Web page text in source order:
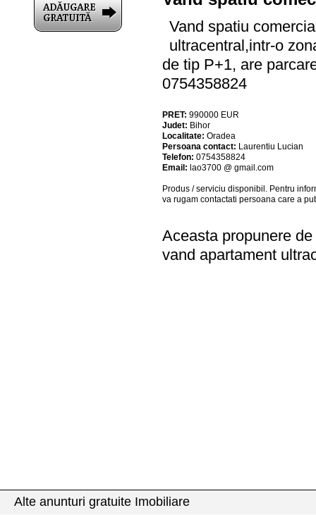
Vand spatiu
ultracentral,intr-o
de tip P+1, are
0754358824
PRET: 990000 EUR
Judet: Bihor
Localitate: Oradea
Persoana contact: Laurentiu Lucian
Telefon: 0754358824
Email: lao3700 @ gmail.com
Produs / serviciu disponibil . Pentru
va rugam contactati persoana care a
Aceasta propunere
vand apartament
Alte anunturi gratuite Imobiliare